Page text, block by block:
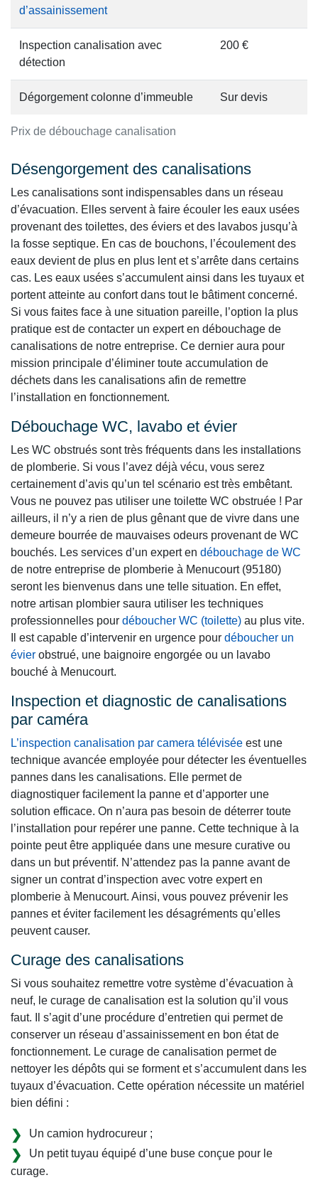
Prix de débouchage canalisation
d’assainissement
Inspection canalisation avec
détection
200 €
Dégorgement colonne d’immeuble Sur devis
Désengorgement des canalisations
Les canalisations sont indispensables dans un réseau
d’évacuation. Elles servent à faire écouler les eaux usées
provenant des toilettes, des éviers et des lavabos jusqu’à
la fosse septique. En cas de bouchons, l’écoulement des
eaux devient de plus en plus lent et s’arrête dans certains
cas. Les eaux usées s’accumulent ainsi dans les tuyaux et
portent atteinte au confort dans tout le bâtiment concerné.
Si vous faites face à une situation pareille, l’option la plus
pratique est de contacter un expert en débouchage de
canalisations de notre entreprise. Ce dernier aura pour
mission principale d’éliminer toute accumulation de
déchets dans les canalisations afin de remettre
l’installation en fonctionnement.
Débouchage WC, lavabo et évier
Les WC obstrués sont très fréquents dans les installations
de plomberie. Si vous l’avez déjà vécu, vous serez
certainement d’avis qu’un tel scénario est très embêtant.
Vous ne pouvez pas utiliser une toilette WC obstruée ! Par
ailleurs, il n’y a rien de plus gênant que de vivre dans une
demeure bourrée de mauvaises odeurs provenant de WC
bouchés. Les services d’un expert en débouchage de WC
de notre entreprise de plomberie à Menucourt (95180)
seront les bienvenus dans une telle situation. En effet,
notre artisan plombier saura utiliser les techniques
professionnelles pour déboucher WC (toilette) au plus vite.
Il est capable d’intervenir en urgence pour déboucher un
évier obstrué, une baignoire engorgée ou un lavabo
bouché à Menucourt.
Inspection et diagnostic de canalisations
par caméra
L’inspection canalisation par camera télévisée est une
technique avancée employée pour détecter les éventuelles
pannes dans les canalisations. Elle permet de
diagnostiquer facilement la panne et d’apporter une
solution efficace. On n’aura pas besoin de déterrer toute
l’installation pour repérer une panne. Cette technique à la
pointe peut être appliquée dans une mesure curative ou
dans un but préventif. N’attendez pas la panne avant de
signer un contrat d’inspection avec votre expert en
plomberie à Menucourt. Ainsi, vous pouvez prévenir les
pannes et éviter facilement les désagréments qu’elles
peuvent causer.
Curage des canalisations
Si vous souhaitez remettre votre système d’évacuation à
neuf, le curage de canalisation est la solution qu’il vous
faut. Il s’agit d’une procédure d’entretien qui permet de
conserver un réseau d’assainissement en bon état de
fonctionnement. Le curage de canalisation permet de
nettoyer les dépôts qui se forment et s’accumulent dans les
tuyaux d’évacuation. Cette opération nécessite un matériel
bien défini :
Un camion hydrocureur ;
Un petit tuyau équipé d’une buse conçue pour le
curage.